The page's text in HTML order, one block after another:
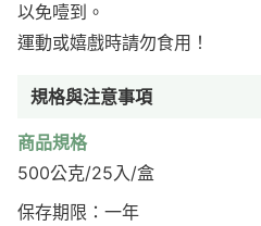
以免噎到。
運動或嬉戲時請勿食用！
規格與注意事項
商品規格
500公克/25入/盒
保存期限：一年